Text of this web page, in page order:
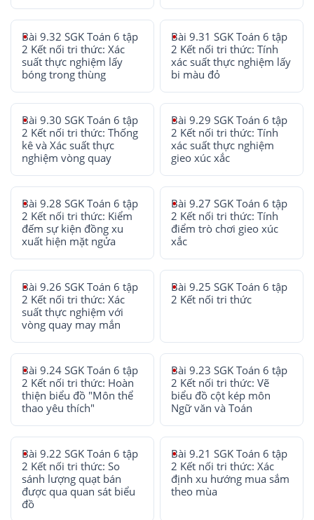
Bài 9.32 SGK Toán 6 tập
2 Kết nối tri thức: Xác
suất thực nghiệm lấy
bóng trong thùng
Bài 9.31 SGK Toán 6 tập
2 Kết nối tri thức: Tính
xác suất thực nghiệm lấy
bi màu đỏ
Bài 9.30 SGK Toán 6 tập
2 Kết nối tri thức: Thống
kê và Xác suất thực
nghiệm vòng quay
Bài 9.29 SGK Toán 6 tập
2 Kết nối tri thức: Tính
xác suất thực nghiệm
gieo xúc xắc
Bài 9.28 SGK Toán 6 tập
2 Kết nối tri thức: Kiểm
đếm sự kiện đồng xu
xuất hiện mặt ngửa
Bài 9.27 SGK Toán 6 tập
2 Kết nối tri thức: Tính
điểm trò chơi gieo xúc
xắc
Bài 9.26 SGK Toán 6 tập
2 Kết nối tri thức: Xác
suất thực nghiệm với
vòng quay may mắn
Bài 9.25 SGK Toán 6 tập
2 Kết nối tri thức
Bài 9.24 SGK Toán 6 tập
2 Kết nối tri thức: Hoàn
thiện biểu đồ "Môn thể
thao yêu thích"
Bài 9.23 SGK Toán 6 tập
2 Kết nối tri thức: Vẽ
biểu đồ cột kép môn
Ngữ văn và Toán
Bài 9.22 SGK Toán 6 tập
2 Kết nối tri thức: So
sánh lượng quạt bán
được qua quan sát biểu
đồ
Bài 9.21 SGK Toán 6 tập
2 Kết nối tri thức: Xác
định xu hướng mua sắm
theo mùa